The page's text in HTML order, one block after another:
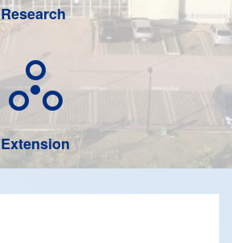
Research
circles_ext
Extension